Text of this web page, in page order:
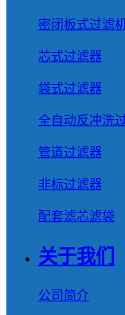
密闭板式过滤
芯式过滤器
袋式过滤器
全自动反冲洗
管道过滤器
非标过滤器
配套滤芯滤袋
关于我们
公司简介